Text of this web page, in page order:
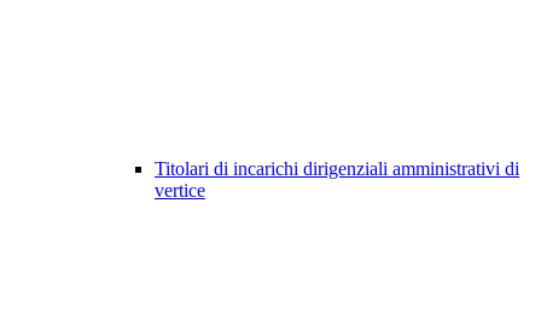
Titolari di incarichi dirigenziali amministrativi di
vertice